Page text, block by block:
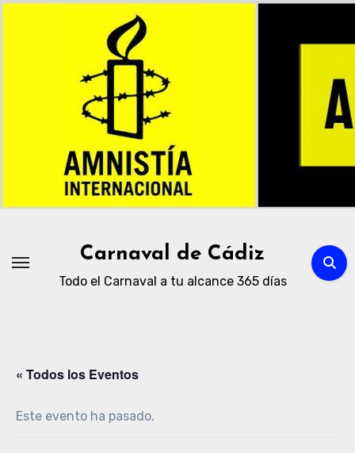
Ir
Carnaval de Cádiz
Todo el Carnaval a tu alcance 365 días
« Todos los Eventos
Este evento ha pasado.